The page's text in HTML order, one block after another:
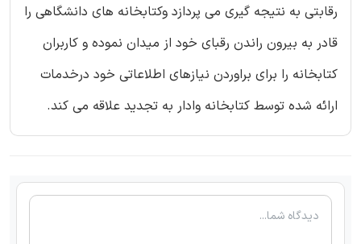
رقابتی به نتیجه گیری می پردازد وکتابخانه های دانشگاهی را
قادر به بیرون راندن رقبای خود از میدان نموده و کاربران
کتابخانه را برای براوردن نیازهای اطلاعاتی خود درخدمات
ارائه شده توسط کتابخانه وادار به تجدید علاقه می کند.